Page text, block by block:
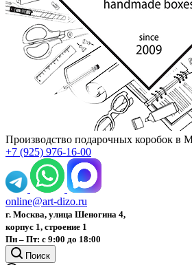
Производство подарочных коробок в
+7 (925) 976-16-00
online@art-dizo.ru
г. Москва, улица Шеногина 4,
корпус 1, строение 1
Пн – Пт: с 9:00 до 18:00
Поиск